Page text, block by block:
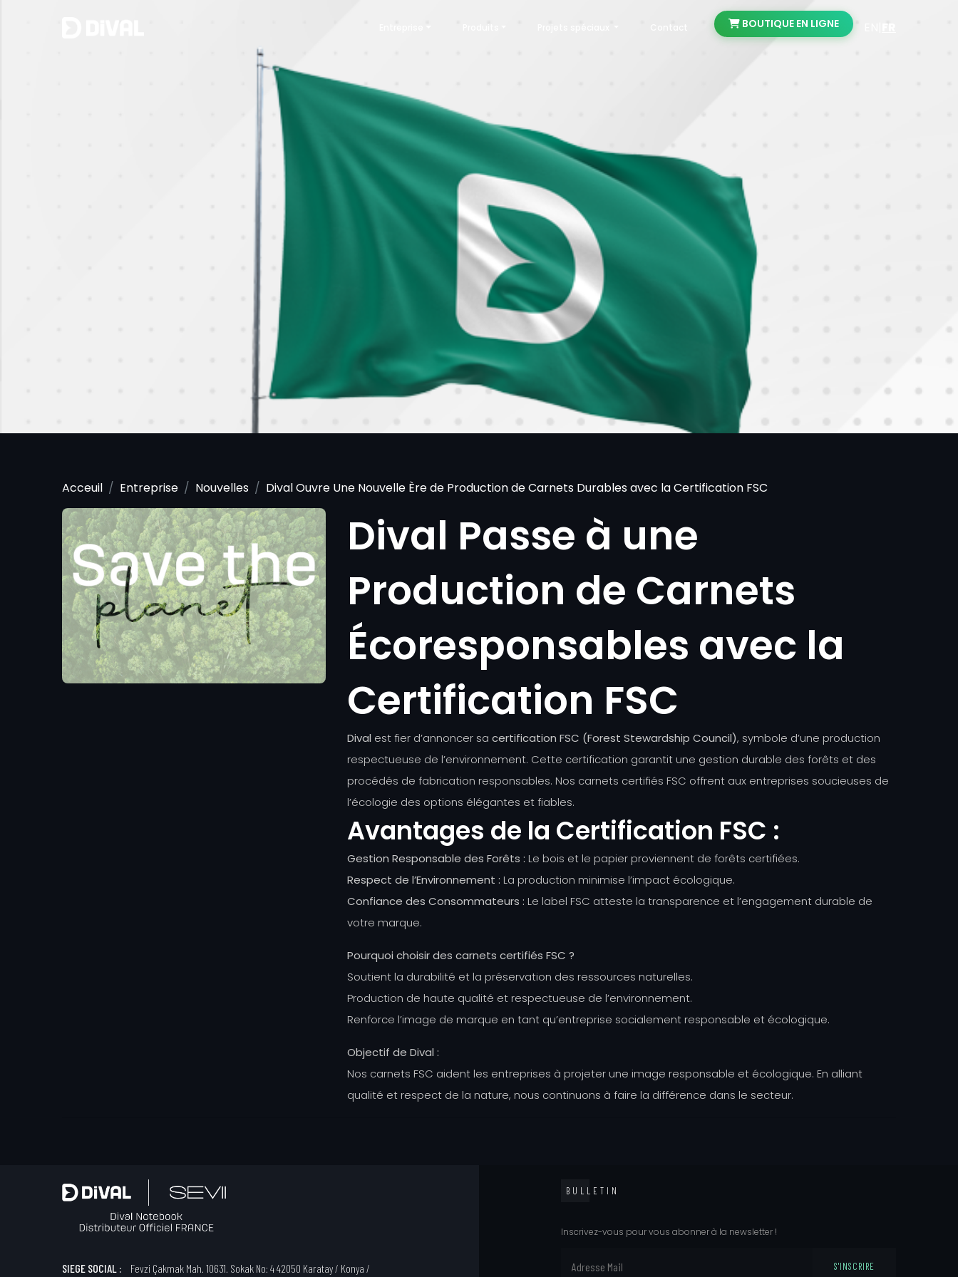
Entreprise Produits Projets spéciaux Contact BOUTIQUE EN LIGNE FR
Acceuil Entreprise Nouvelles Dival Ouvre Une Nouvelle Ère de Production de Carnets Durables avec la Certification FSC
Dival Passe à une
Production de Carnets
Écoresponsables avec la
Certification FSC
Dival est fier d’annoncer sa certification FSC (Forest Stewardship Council), symbole d’une production
respectueuse de l’environnement. Cette certification garantit une gestion durable des forêts et des
procédés de fabrication responsables. Nos carnets certifiés FSC offrent aux entreprises soucieuses de
l’écologie des options élégantes et fiables.
Avantages de la Certification FSC :
Gestion Responsable des Forêts : Le bois et le papier proviennent de forêts certifiées.
Respect de l’Environnement : La production minimise l’impact écologique.
Confiance des Consommateurs : Le label FSC atteste la transparence et l’engagement durable de
votre marque.
Pourquoi choisir des carnets certifiés FSC ?
Soutient la durabilité et la préservation des ressources naturelles.
Production de haute qualité et respectueuse de l’environnement.
Renforce l’image de marque en tant qu’entreprise socialement responsable et écologique.
Objectif de Dival :
Nos carnets FSC aident les entreprises à projeter une image responsable et écologique. En alliant
qualité et respect de la nature, nous continuons à faire la différence dans le secteur.
SIEGE SOCIAL :
Fevzi Çakmak Mah. 10631. Sokak No: 4 42050 Karatay / Konya /
BULLETIN
Inscrivez-vous pour vous abonner à la newsletter !
S'INSCRIRE